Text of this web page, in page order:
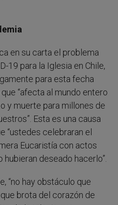
en su carta el problema
19 para la Iglesia en Chile,
para esta fecha
“afecta al mundo entero
y muerte para millones de
Esta es una causa
“ustedes celebraran el
Eucaristía con actos
deseado hacerlo”.
“no hay obstáculo que
brota del corazón de